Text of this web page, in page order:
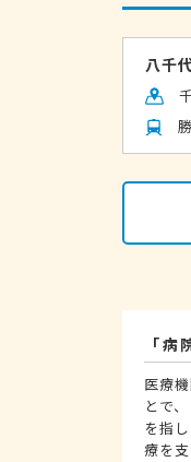
八千
「
医療
とで
を指
療を